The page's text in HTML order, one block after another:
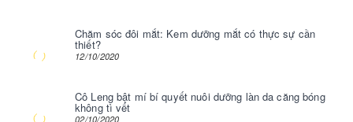
Chăm sóc đôi mắt: Kem dưỡng mắt có thực sự cần
thiết?
12/10/2020
Cô Leng bật mí bí quyết nuôi dưỡng làn da căng bóng
không tì vết
02/10/2020